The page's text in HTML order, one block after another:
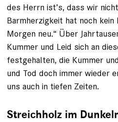
des Herrn ist’s, dass wir
Barmherzigkeit hat noch
Morgen neu.“ Über
Kummer und Leid sich an
festgehalten, die Kummer
und Tod doch immer wieder
uns auch in tiefen Zeiten.
Streichholz im